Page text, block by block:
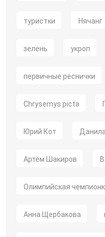
туристки Нячанг
зелень укроп
первичные реснички
Chrysemys picta
Юрий Кот
Артём Шакиров
Олимпийская
Анна Щербакова